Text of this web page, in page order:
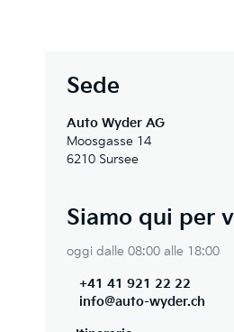
Sede
Auto Wyder AG
Moosgasse 14
6210 Sursee
Siamo qui per
oggi dalle 08:00 alle 18:00
+41 41 921 22 22
info@auto-wyder.ch